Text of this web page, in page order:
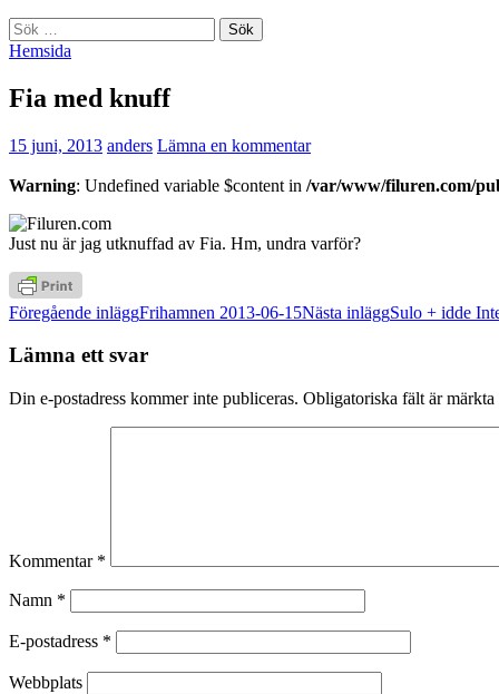
Sök
efter:
Hemsida
Fia med knuff
15 juni, 2013 anders Lämna en kommentar
Warning: Undefined variable $content in /var/www/filuren.com/
Just nu är jag utknuffad av Fia. Hm, undra varför?
Inläggsnavigering
Föregående inläggFrihamnen 2013-06-15Nästa inläggSulo + idde
Lämna ett svar
Din e-postadress kommer inte publiceras. Obligatoriska fält är märkta
Kommentar *
Namn *
E-postadress *
Webbplats